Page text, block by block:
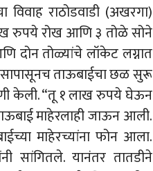
राठोडवाडी (अखरगा)
रुपये रोख आणि ३ तोळे सोने
दोन तोळ्यांचे लॉकेट लग्नात
ताऊबाईचा छळ सुरू
केली. “तू १ लाख रुपये घेऊन
माहेरलाही जाऊन आली.
माहेरच्यांना फोन आला.
सांगितले. यानंतर तातडीने